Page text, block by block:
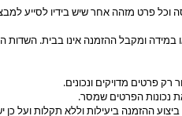
וכל פרט מזהה אחר שיש בידיו לסייע
ומקבל ההזמנה אינו בבית. השדות
פרטים מדויקים ונכונים.
נכונות הפרטים שמסר.
ההזמנה ביעילות וללא תקלות ועל